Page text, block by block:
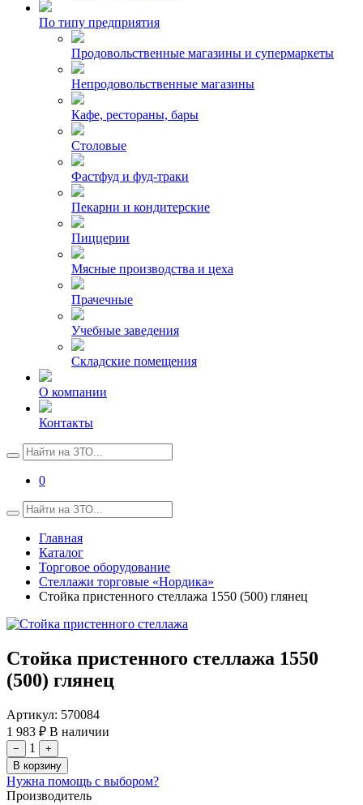
По типу предприятия
Продовольственные магазины и супермаркеты
Непродовольственные магазины
Кафе, рестораны, бары
Столовые
Фастфуд и фуд-траки
Пекарни и кондитерские
Пиццерии
Мясные производства и цеха
Прачечные
Учебные заведения
Складские помещения
О компании
Контакты
0
Главная
Каталог
Торговое оборудование
Стеллажи торговые «Нордика»
Стойка пристенного стеллажа 1550 (500) глянец
Стойка пристенного стеллажа 1550
(500) глянец
Артикул: 570084
1 983 ₽ В наличии
− 1
+
В корзину
Нужна помощь с выбором?
Производитель